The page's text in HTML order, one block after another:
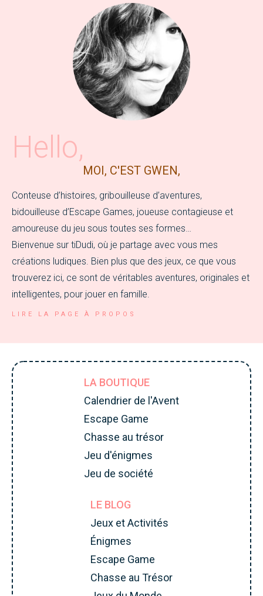
Hello,
MOI, C'EST GWEN,
Conteuse d’histoires, gribouilleuse d’aventures,
bidouilleuse d’Escape Games, joueuse contagieuse et
amoureuse du jeu sous toutes ses formes…
Bienvenue sur tiDudi, où je partage avec vous mes
créations ludiques. Bien plus que des jeux, ce que vous
trouverez ici, ce sont de véritables aventures, originales et
intelligentes, pour jouer en famille.
LIRE LA PAGE À PROPOS
LA BOUTIQUE
Calendrier de l'Avent
Escape Game
Chasse au trésor
Jeu d'énigmes
Jeu de société
LE BLOG
Jeux et Activités
Énigmes
Escape Game
Chasse au Trésor